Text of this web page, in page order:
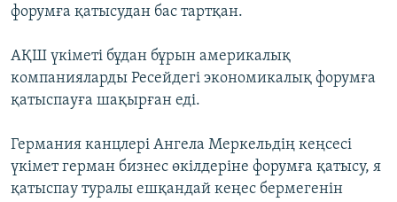
форумға қатысудан бас тартқан.
АҚШ үкіметі бұдан бұрын америкалық
компанияларды Ресейдегі экономикалық форумға
қатыспауға шақырған еді.
Германия канцлері Ангела Меркельдің кеңсесі
үкімет герман бизнес өкілдеріне форумға қатысу, я
қатыспау туралы ешқандай кеңес бермегенін